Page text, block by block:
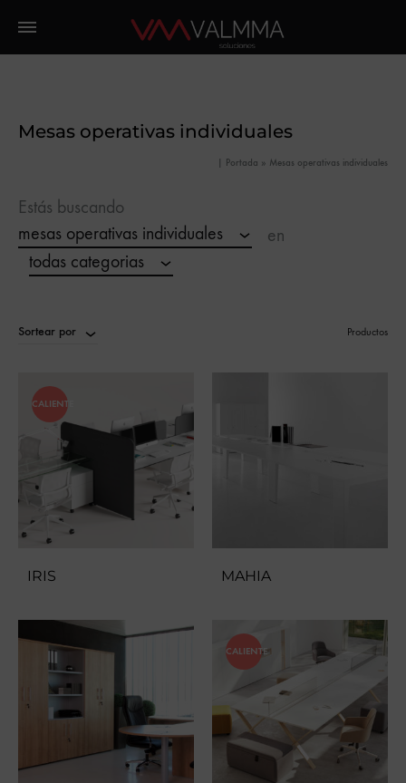
Mesas operativas individuales
| Portada » Mesas operativas individuales
Estás buscando
mesas operativas individuales
en
todas categorias
Sortear por Productos
CALIENTE
IRIS MAHIA
CALIENTE